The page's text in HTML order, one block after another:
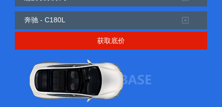
获取底价